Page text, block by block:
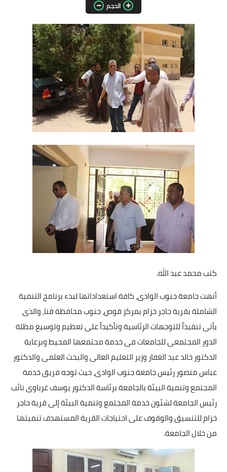
مقالات واراء
محافظات
القاهرة
القليوبية
الجيزة
الاسكندرية
الدقهلية
سوهاج
أسيوط
شمال سيناء
أخبار الرياضة
صحة
البوابة التعليمية
المزيد
اقتصاد
المرأة والطفل
حكاية صورة
بداية tv
الحجم
كتب محمد عبد الله.
أنهت جامعة جنوب الوادى، كافة استعداداتها لبدء برنامج التنمية
الشاملة بقرية حاجر خزام بمركز قوص، جنوب محافظة قنا، والذى
يأتى تنفيذاً للتوجهات الرئاسية وتأكيداً على تعظيم وتوسيع مظلة
الدور المجتمعى للجامعات فى خدمة مجتمعها المحيط وبرعاية
الدكتور خالد عبد الغفار وزير التعليم العالى والبحث العلمى والدكتور
عباس منصور رئيس جامعة جنوب الوادى، حيث توجه فريق خدمة
المجتمع وتنمية البيئة بالجامعة برئاسة الدكتور يوسف غرباوى نائب
رئيس الجامعة لشئون خدمة المجتمع وتنمية البيئة إلى قرية حاجر
خزام للتنسيق والوقوف على احتياجات القرية المستهدف تنميتها
من خلال الجامعة.